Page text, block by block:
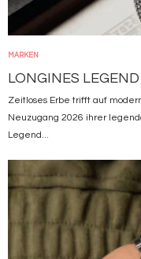
MARKEN
LONGINES
Zeitloses Erbe trifft auf
Neuzugang 2026 ihrer
Legend...